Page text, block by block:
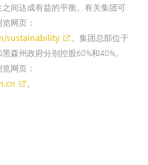
间达成有益的平衡。有关集团可
网页：
sustainability
。集团总部位于
森州政府分别控股60%和40%。
网页：
。